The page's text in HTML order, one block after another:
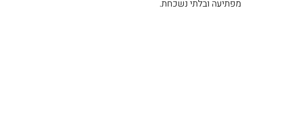
מפתיעה ובלתי נשכחת.